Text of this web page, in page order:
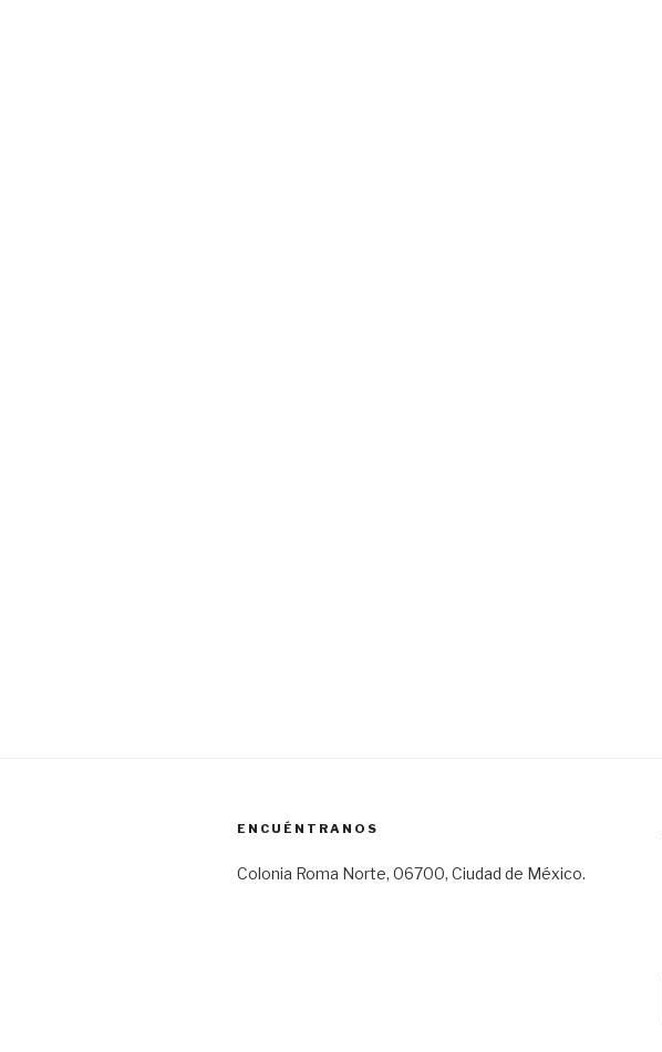
ENCUÉNTRANOS
Colonia Roma Norte, 06700, Ciudad de México.